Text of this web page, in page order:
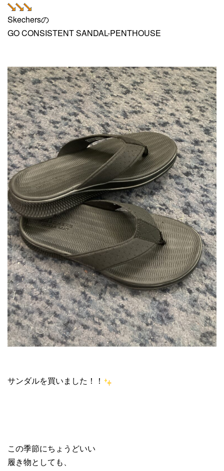
Skechersの
GO CONSISTENT SANDAL-PENTHOUSE
サンダルを買いました！！
この季節にちょうどいい
履き物としても、